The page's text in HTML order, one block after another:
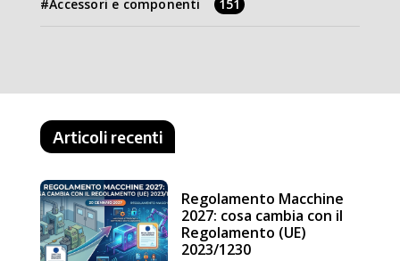
Accessori e componenti 151
Articoli recenti
Regolamento Macchine
2027: cosa cambia con il
Regolamento (UE)
2023/1230